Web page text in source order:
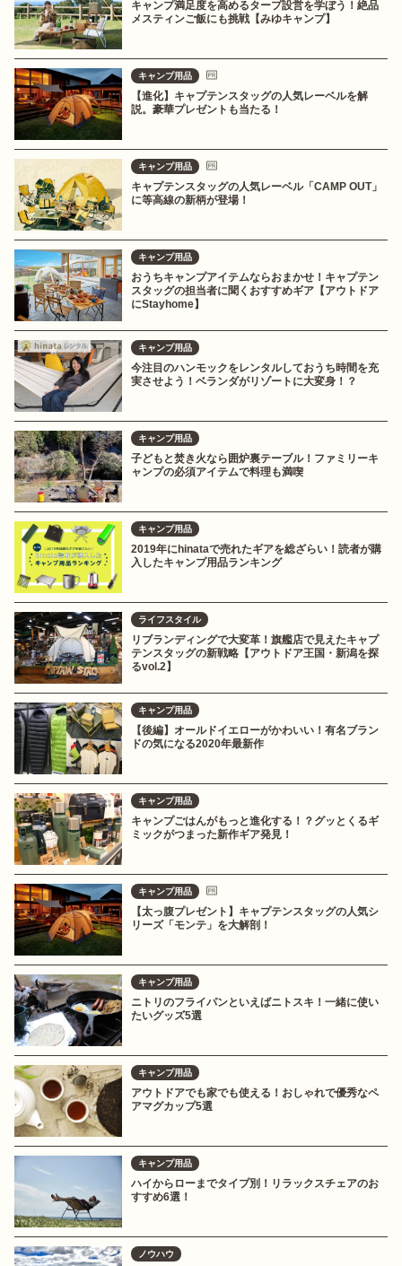
キャンプ満足度を高めるタープ設営を学ぼう！絶品
メスティンご飯にも挑戦【みゆキャンプ】
キャンプ用品
【進化】キャプテンスタッグの人気レーベルを解
説。豪華プレゼントも当たる！
キャンプ用品
キャプテンスタッグの人気レーベル「CAMP OUT」
に等高線の新柄が登場！
キャンプ用品
おうちキャンプアイテムならおまかせ！キャプテン
スタッグの担当者に聞くおすすめギア【アウトドア
にStayhome】
キャンプ用品
今注目のハンモックをレンタルしておうち時間を充
実させよう！ベランダがリゾートに大変身！？
キャンプ用品
子どもと焚き火なら囲炉裏テーブル！ファミリーキ
ャンプの必須アイテムで料理も満喫
キャンプ用品
2019年にhinataで売れたギアを総ざらい！読者が購
入したキャンプ用品ランキング
ライフスタイル
リブランディングで大変革！旗艦店で見えたキャプ
テンスタッグの新戦略【アウトドア王国・新潟を探
るvol.2】
キャンプ用品
【後編】オールドイエローがかわいい！有名ブラン
ドの気になる2020年最新作
キャンプ用品
キャンプごはんがもっと進化する！？グッとくるギ
ミックがつまった新作ギア発見！
キャンプ用品
【太っ腹プレゼント】キャプテンスタッグの人気シ
リーズ「モンテ」を大解剖！
キャンプ用品
ニトリのフライパンといえばニトスキ！一緒に使い
たいグッズ5選
キャンプ用品
アウトドアでも家でも使える！おしゃれで優秀なペ
アマグカップ5選
キャンプ用品
ハイからローまでタイプ別！リラックスチェアのお
すすめ6選！
ノウハウ